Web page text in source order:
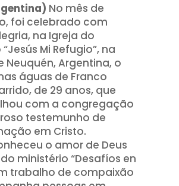
No mês de
foi celebrado com
na Igreja do
Mi Refugio”, na
Neuquén, Argentina, o
águas de Franco
de 29 anos, que
com a congregação
testemunho de
em Cristo.
o amor de Deus
ministério “Desafíos en
trabalho de compaixão